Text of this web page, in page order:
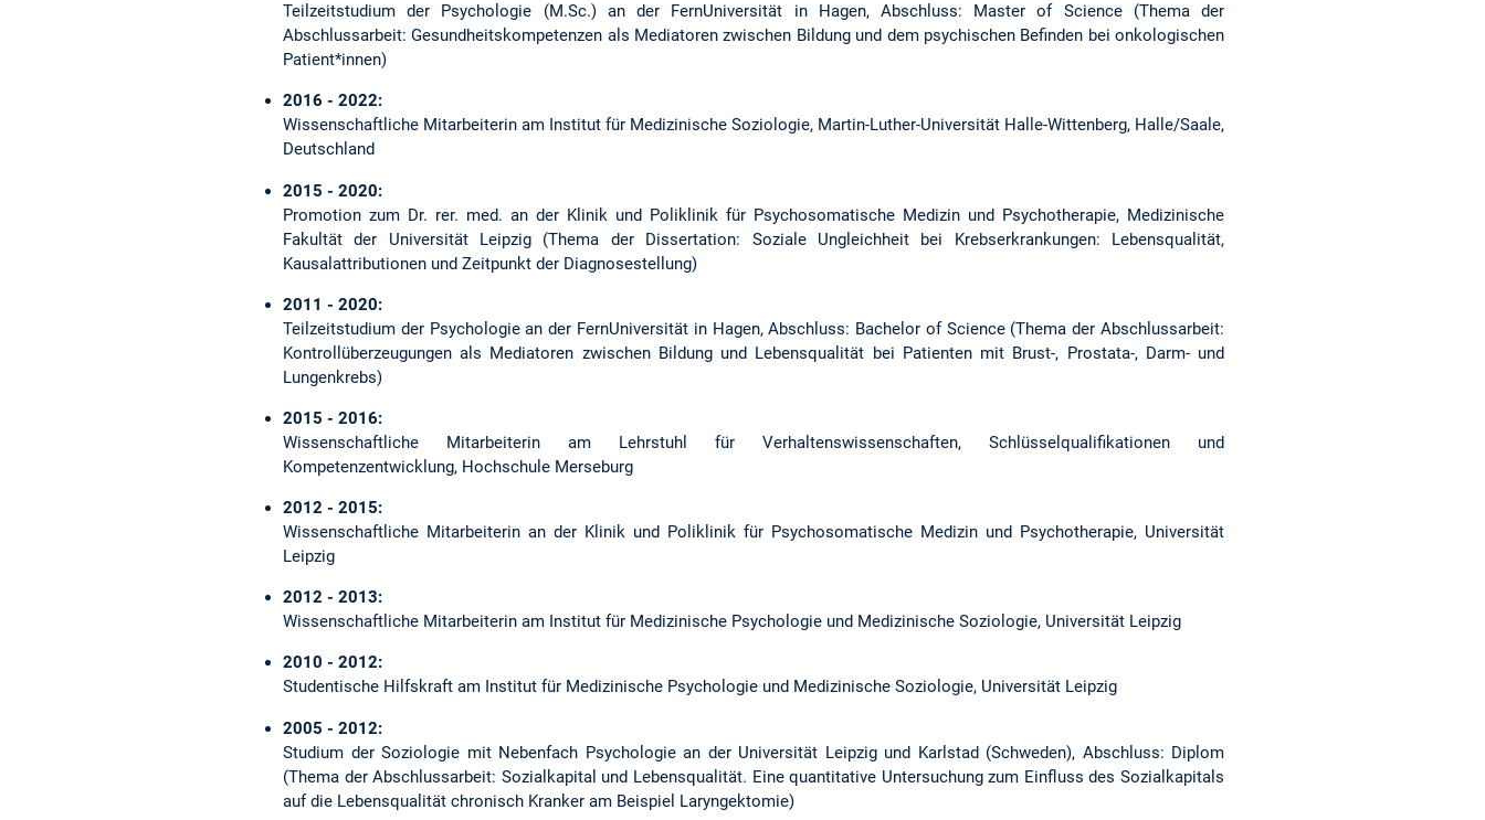
Teilzeitstudium der Psychologie (M.Sc.) an der FernUniversität in Hagen, Abschluss: Master of Science (Thema der
Abschlussarbeit: Gesundheitskompetenzen als Mediatoren zwischen Bildung und dem psychischen Befinden bei onkologischen
Patient*innen)
2016 - 2022:
Wissenschaftliche Mitarbeiterin am Institut für Medizinische Soziologie, Martin-Luther-Universität Halle-Wittenberg, Halle/Saale,
Deutschland
2015 - 2020:
Promotion zum Dr. rer. med. an der Klinik und Poliklinik für Psychosomatische Medizin und Psychotherapie, Medizinische
Fakultät der Universität Leipzig (Thema der Dissertation: Soziale Ungleichheit bei Krebserkrankungen: Lebensqualität,
Kausalattributionen und Zeitpunkt der Diagnosestellung)
2011 - 2020:
Teilzeitstudium der Psychologie an der FernUniversität in Hagen, Abschluss: Bachelor of Science (Thema der Abschlussarbeit:
Kontrollüberzeugungen als Mediatoren zwischen Bildung und Lebensqualität bei Patienten mit Brust-, Prostata-, Darm- und
Lungenkrebs)
2015 - 2016:
Wissenschaftliche Mitarbeiterin am Lehrstuhl für Verhaltenswissenschaften, Schlüsselqualifikationen und
Kompetenzentwicklung, Hochschule Merseburg
2012 - 2015:
Wissenschaftliche Mitarbeiterin an der Klinik und Poliklinik für Psychosomatische Medizin und Psychotherapie, Universität
Leipzig
2012 - 2013:
Wissenschaftliche Mitarbeiterin am Institut für Medizinische Psychologie und Medizinische Soziologie, Universität Leipzig
2010 - 2012:
Studentische Hilfskraft am Institut für Medizinische Psychologie und Medizinische Soziologie, Universität Leipzig
2005 - 2012:
Studium der Soziologie mit Nebenfach Psychologie an der Universität Leipzig und Karlstad (Schweden), Abschluss: Diplom
(Thema der Abschlussarbeit: Sozialkapital und Lebensqualität. Eine quantitative Untersuchung zum Einfluss des Sozialkapitals
auf die Lebensqualität chronisch Kranker am Beispiel Laryngektomie)